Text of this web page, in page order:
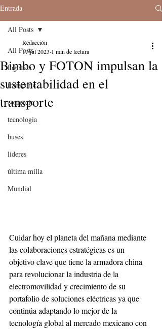
Entrada
All Posts
logistica
transporte
comercio
tecnologia
buses
lideres
última milla
Mundial
All Posts
Bimbo y FOTON impulsan la
sustentabilidad en el
transporte
Redacción
17 jul 2023 1 min de lectura
Cuidar hoy el planeta del mañana mediante
las colaboraciones estratégicas es un
objetivo clave que tiene la armadora china
para revolucionar la industria de la
electromovilidad y crecimiento de su
portafolio de soluciones eléctricas ya que
continúa adaptando lo mejor de la
tecnología global al mercado mexicano con